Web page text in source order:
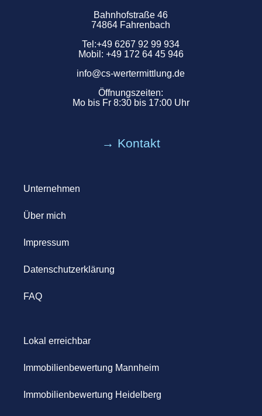
Bahnhofstraße 46
74864 Fahrenbach
Tel:+49 6267 92 99 934
Mobil: +49 172 64 45 946
info@cs-wertermittlung.de
Öffnungszeiten:
Mo bis Fr 8:30 bis 17:00 Uhr
→ Kontakt
Unternehmen
Über mich
Impressum
Datenschutzerklärung
FAQ
Lokal erreichbar
Immobilienbewertung Mannheim
Immobilienbewertung Heidelberg